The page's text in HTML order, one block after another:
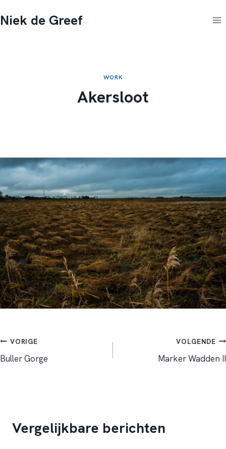
naar
Niek de Greef
WORK
Akersloot
Bericht
navigatie
VORIGE
Buller Gorge
VOLGENDE
Marker Wadden II
Vergelijkbare berichten